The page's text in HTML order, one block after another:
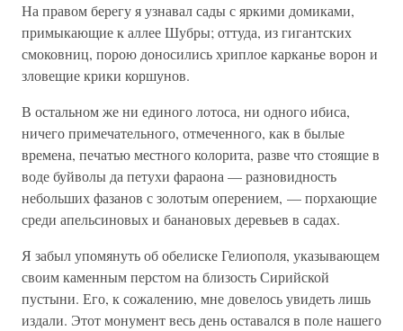
На правом берегу я узнавал сады с яркими домиками,
примыкающие к аллее Шубры; оттуда, из гигантских
смоковниц, порою доносились хриплое карканье ворон и
зловещие крики коршунов.
В остальном же ни единого лотоса, ни одного ибиса,
ничего примечательного, отмеченного, как в былые
времена, печатью местного колорита, разве что стоящие в
воде буйволы да петухи фараона — разновидность
небольших фазанов с золотым оперением, — порхающие
среди апельсиновых и банановых деревьев в садах.
Я забыл упомянуть об обелиске Гелиополя, указывающем
своим каменным перстом на близость Сирийской
пустыни. Его, к сожалению, мне довелось увидеть лишь
издали. Этот монумент весь день оставался в поле нашего